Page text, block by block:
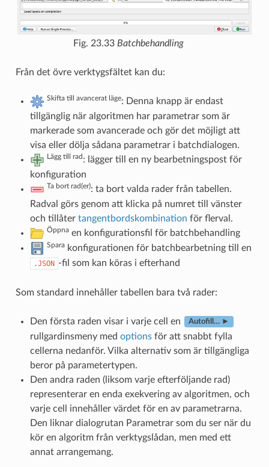
Fig. 23.33 Batchbehandling
Från det övre verktygsfältet kan du:
Skifta till avancerat läge: Denna knapp är endast
tillgänglig när algoritmen har parametrar som är
markerade som avancerade och gör det möjligt att
visa eller dölja sådana parametrar i batchdialogen.
Lägg till rad: lägger till en ny bearbetningspost för
konfiguration
Ta bort rad(er): ta bort valda rader från tabellen.
Radval görs genom att klicka på numret till vänster
och tillåter tangentbordskombination för flerval.
Öppnaen konfigurationsfil för batchbehandling
Sparakonfigurationen för batchbearbetning till en
.JSON -fil som kan köras i efterhand
Som standard innehåller tabellen bara två rader:
Den första raden visar i varje cell en Autofill… ►
rullgardinsmeny med optionsför att snabbt fylla
cellerna nedanför. Vilka alternativ som är tillgängliga
beror på parametertypen.
Den andra raden (liksom varje efterföljande rad)
representerar en enda exekvering av algoritmen, och
varje cell innehåller värdet för en av parametrarna.
Den liknar dialogrutan Parametrar som du ser när du
kör en algoritm från verktygslådan, men med ett
annat arrangemang.